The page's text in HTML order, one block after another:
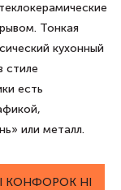
Тонкая
кухонный
стиле
есть
или металл.
КОНФОРОК HI